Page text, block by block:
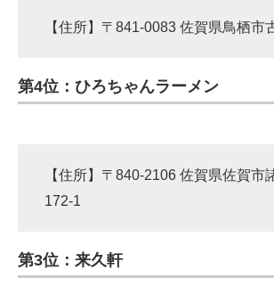
【住所】〒841-0083 佐賀県鳥栖市
第4位：ひろちゃんラーメン
【住所】〒840-2106 佐賀県佐賀市
172-1
第3位：来久軒